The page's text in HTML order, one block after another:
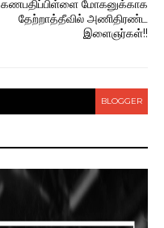
கணபதிப்பிள்ளை மோகனுக்காக
தேற்றாத்தீவில் அணிதிரண்ட
இளைஞர்கள்!!
BLOGGER